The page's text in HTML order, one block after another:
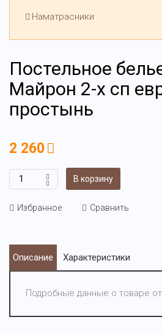
Наматрасники
Постельное
Майрон 2-х сп
простынь
2 260
В корзину
Избранное Сравнить
Описание Характеристики
Подробные данные о товаре